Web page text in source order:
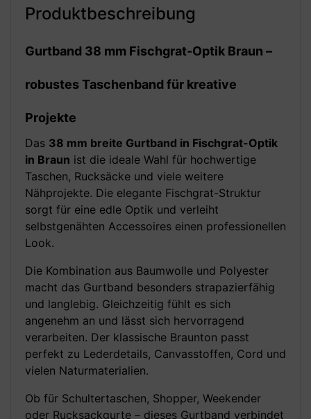
Produktbeschreibung
Gurtband 38 mm Fischgrat-Optik Braun –
robustes Taschenband für kreative
Projekte
Das 38 mm breite Gurtband in Fischgrat-Optik
in Braun ist die ideale Wahl für hochwertige
Taschen, Rucksäcke und viele weitere
Nähprojekte. Die elegante Fischgrat-Struktur
sorgt für eine edle Optik und verleiht
selbstgenähten Accessoires einen professionellen
Look.
Die Kombination aus Baumwolle und Polyester
macht das Gurtband besonders strapazierfähig
und langlebig. Gleichzeitig fühlt es sich
angenehm an und lässt sich hervorragend
verarbeiten. Der klassische Braunton passt
perfekt zu Lederdetails, Canvasstoffen, Cord und
vielen Naturmaterialien.
Ob für Schultertaschen, Shopper, Weekender
oder Rucksackgurte – dieses Gurtband verbindet